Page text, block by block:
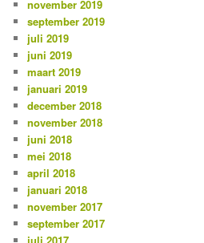
november 2019
september 2019
juli 2019
juni 2019
maart 2019
januari 2019
december 2018
november 2018
juni 2018
mei 2018
april 2018
januari 2018
november 2017
september 2017